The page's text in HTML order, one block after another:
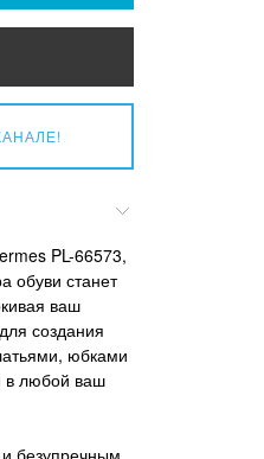
PL-66573,
обуви станет
ваш
создания
юбками
в любой ваш